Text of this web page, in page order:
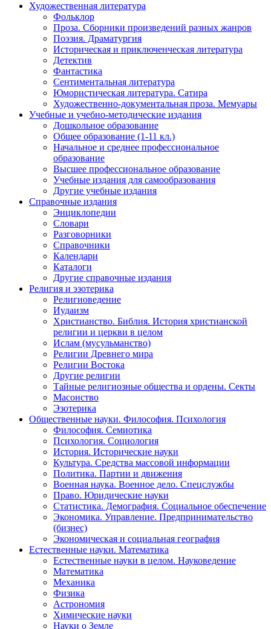
Художественная литература
Фольклор
Проза. Сборники произведений разных жанров
Поэзия. Драматургия
Историческая и приключенческая литература
Детектив
Фантастика
Сентиментальная литература
Юмористическая литература. Сатира
Художественно-документальная проза. Мемуары
Учебные и учебно-методические издания
Дошкольное образование
Общее образование (1-11 кл.)
Начальное и среднее профессиональное
образование
Высшее профессиональное образование
Учебные издания для самообразования
Другие учебные издания
Справочные издания
Энциклопедии
Словари
Разговорники
Справочники
Календари
Каталоги
Другие справочные издания
Религия и эзотерика
Религиоведение
Иудаизм
Христианство. Библия. История христианской
религии и церкви в целом
Ислам (мусульманство)
Религии Древнего мира
Религии Востока
Другие религии
Тайные религиозные общества и ордены. Секты
Масонство
Эзотерика
Общественные науки. Философия. Психология
Философия. Семиотика
Психология. Социология
История. Исторические науки
Культура. Средства массовой информации
Политика. Партии и движения
Военная наука. Военное дело. Спецслужбы
Право. Юридические науки
Статистика. Демография. Социальное обеспечение
Экономика. Управление. Предпринимательство
(бизнес)
Экономическая и социальная география
Естественные науки. Математика
Естественные науки в целом. Науковедение
Математика
Механика
Физика
Астрономия
Химические науки
Науки о Земле